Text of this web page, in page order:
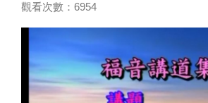
觀看次數：6954